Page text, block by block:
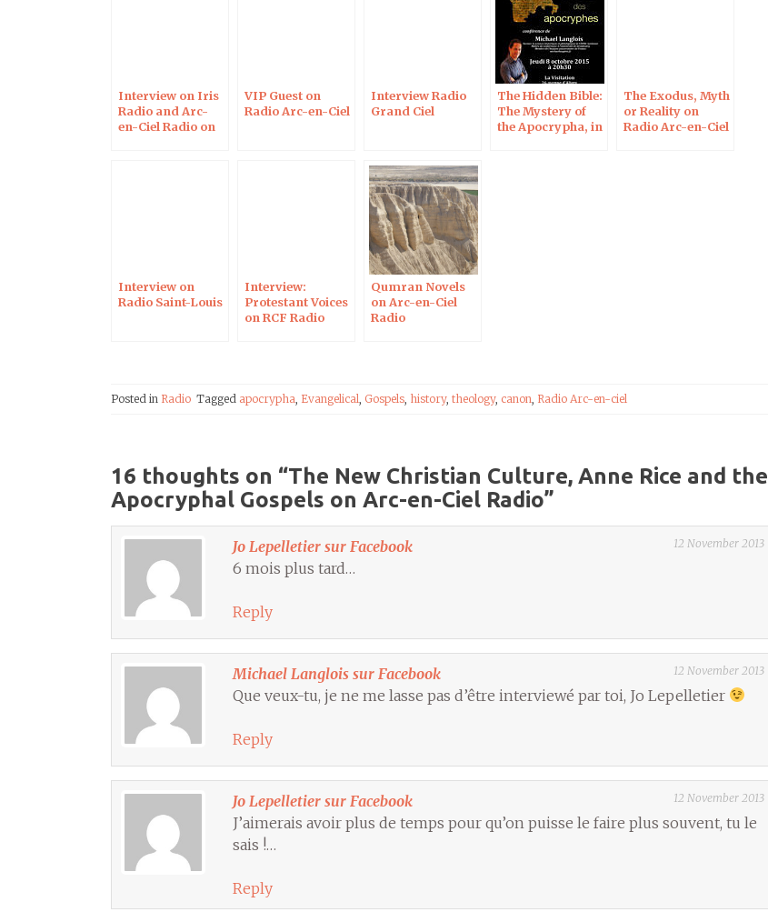
Interview on Iris
Radio and Arc-
en-Ciel Radio on
VIP Guest on
Radio Arc-en-Ciel
Interview Radio
Grand Ciel
The Hidden Bible:
The Mystery of
the Apocrypha, in
The Exodus, Myth
or Reality on
Radio Arc-en-Ciel
Interview on
Radio Saint-Louis
Interview:
Protestant Voices
on RCF Radio
Qumran Novels
on Arc-en-Ciel
Radio
Posted in Radio Tagged apocrypha Evangelical Gospels history, theology, canon Radio Arc-en-ciel
16 thoughts on “The New Christian Culture, Anne Rice and the
Apocryphal Gospels on Arc-en-Ciel Radio”
Jo Lepelletier sur Facebook 12 November 2013
6 mois plus tard…
Reply
Michael Langlois sur Facebook 12 November 2013
Que veux-tu, je ne me lasse pas d’être interviewé par toi, Jo Lepelletier
Reply
Jo Lepelletier sur Facebook 12 November 2013
J’aimerais avoir plus de temps pour qu’on puisse le faire plus souvent, tu le
sais !…
Reply